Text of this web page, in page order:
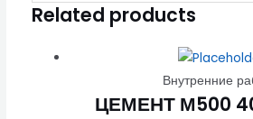
Related products
Внутренние
ЦЕМЕНТ М500